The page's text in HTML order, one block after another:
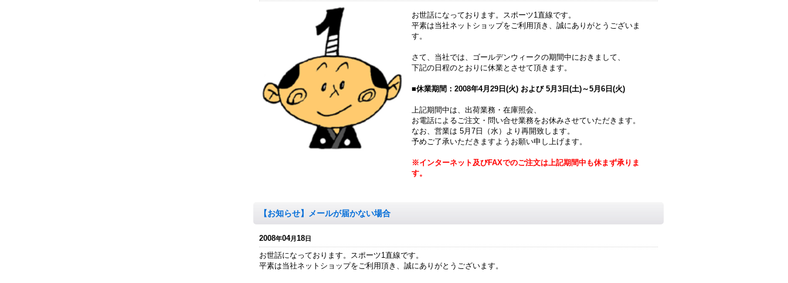
お世話になっております。スポーツ1直線です。
平素は当社ネットショップをご利用頂き、誠にありがとうございま
す。
さて、当社では、ゴールデンウィークの期間中におきまして、
下記の日程のとおりに休業とさせて頂きます。
■休業期間：2008年4月29日(火) および 5月3日(土)～5月6日(火)
上記期間中は、出荷業務・在庫照会、
お電話によるご注文・問い合せ業務をお休みさせていただきます。
なお、営業は 5月7日（水）より再開致します。
予めご了承いただきますようお願い申し上げます。
※インターネット及びFAXでのご注文は上記期間中も休まず承りま
す。
【お知らせ】メールが届かない場合
2008年04月18日
お世話になっております。スポーツ1直線です。
平素は当社ネットショップをご利用頂き、誠にありがとうございます。